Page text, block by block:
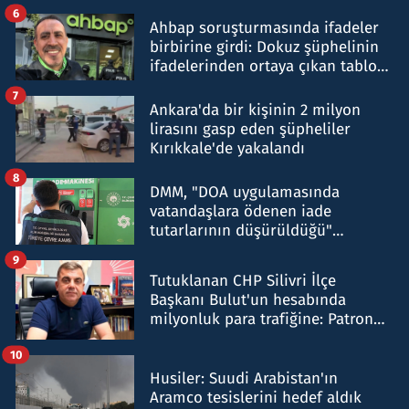
Ahbap soruşturmasında ifadeler
birbirine girdi: Dokuz şüphelinin
ifadelerinden ortaya çıkan tablo
6
Ankara'da bir kişinin 2 milyon
lirasını gasp eden şüpheliler
Kırıkkale'de yakalandı
7
DMM, "DOA uygulamasında
vatandaşlara ödenen iade
tutarlarının düşürüldüğü"
8
Tutuklanan CHP Silivri İlçe
Başkanı Bulut'un hesabında
milyonluk para trafiğine: Patron
9
Husiler: Suudi Arabistan'ın
Aramco tesislerini hedef aldık
10